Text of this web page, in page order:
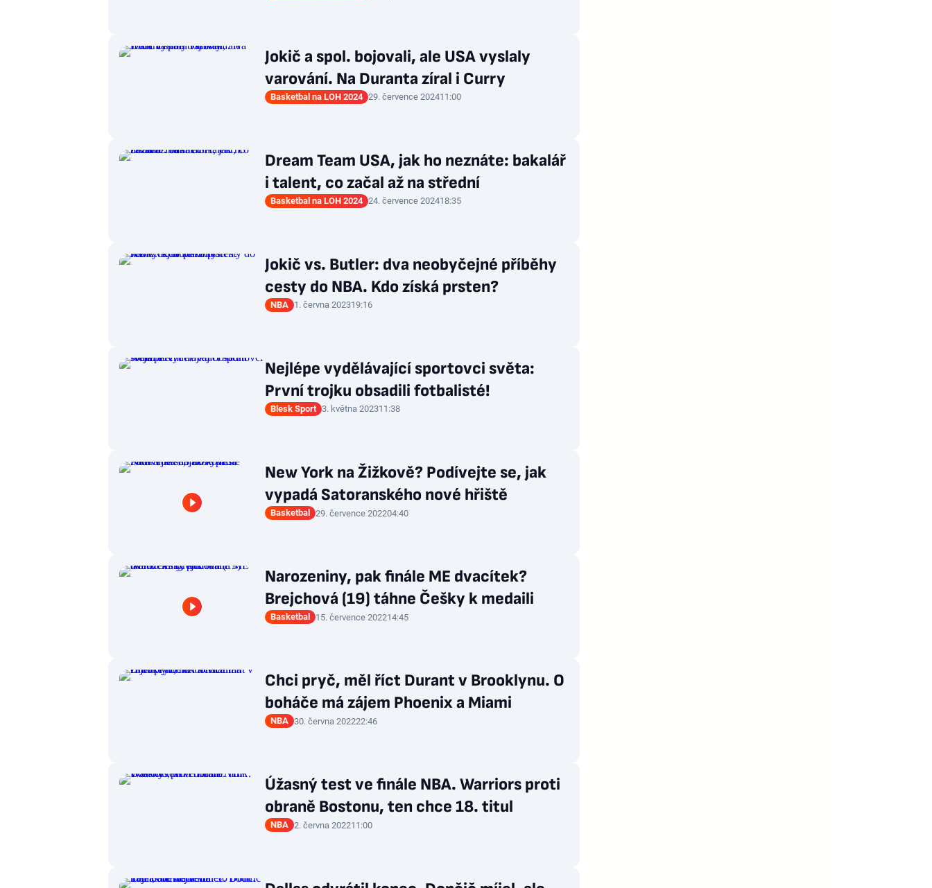
Jokič a spol. bojovali, ale USA vyslaly
varování. Na Duranta zíral i Curry
Basketbal na LOH 2024 29. července 202411:00
Dream Team USA, jak ho neznáte: bakalář
i talent, co začal až na střední
Basketbal na LOH 2024 24. července 202418:35
Jokič vs. Butler: dva neobyčejné příběhy
cesty do NBA. Kdo získá prsten?
NBA 1. června 202319:16
Nejlépe vydělávající sportovci světa:
První trojku obsadili fotbalisté!
Blesk Sport 3. května 202311:38
New York na Žižkově? Podívejte se, jak
vypadá Satoranského nové hřiště
Basketbal 29. července 202204:40
Narozeniny, pak finále ME dvacítek?
Brejchová (19) táhne Češky k medaili
Basketbal 15. července 202214:45
Chci pryč, měl říct Durant v Brooklynu. O
boháče má zájem Phoenix a Miami
NBA 30. června 202222:46
Úžasný test ve finále NBA. Warriors proti
obraně Bostonu, ten chce 18. titul
NBA 2. června 202211:00